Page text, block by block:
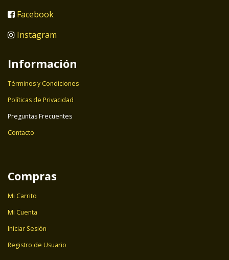
Facebook
Instagram
Información
Términos y Condiciones
Políticas de Privacidad
Preguntas Frecuentes
Contacto
Compras
Mi Carrito
Mi Cuenta
Iniciar Sesión
Registro de Usuario